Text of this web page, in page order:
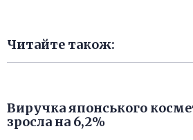
Читайте також:
Виручка японського
зросла на 6,2%